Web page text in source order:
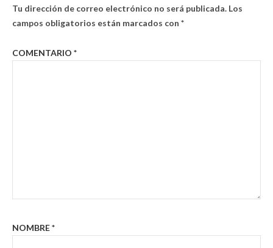
Tu dirección de correo electrónico no será publicada. Los
campos obligatorios están marcados con *
COMENTARIO *
NOMBRE*